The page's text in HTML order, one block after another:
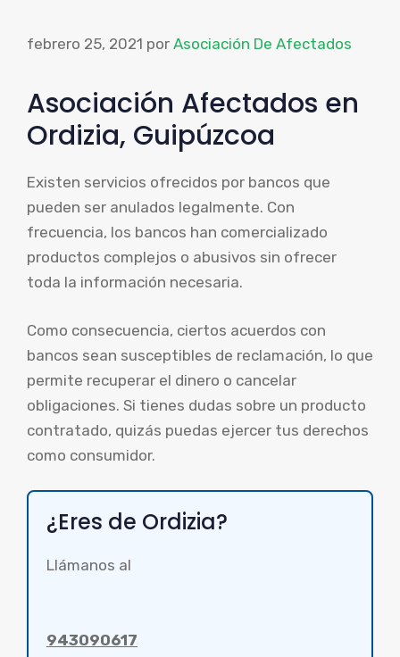
febrero 25, 2021 por Asociación De Afectados
Asociación Afectados en
Ordizia, Guipúzcoa
Existen servicios ofrecidos por bancos que
pueden ser anulados legalmente. Con
frecuencia, los bancos han comercializado
productos complejos o abusivos sin ofrecer
toda la información necesaria.
Como consecuencia, ciertos acuerdos con
bancos sean susceptibles de reclamación, lo que
permite recuperar el dinero o cancelar
obligaciones. Si tienes dudas sobre un producto
contratado, quizás puedas ejercer tus derechos
como consumidor.
¿Eres de Ordizia?
Llámanos al
943090617